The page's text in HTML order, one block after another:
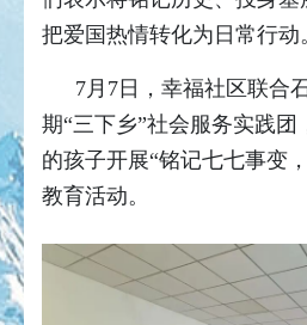
把爱国热情转化为日常行动
7月7日，幸福社区联合
期“三下乡”社会服务实践
的孩子开展“铭记七七事变
教育活动。